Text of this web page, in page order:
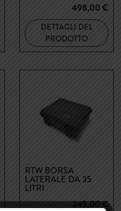
498,00€
DETTAGLI DEL
PRODOTTO
RTW BORSA
LATERALE DA 35
LITRI
249,00€